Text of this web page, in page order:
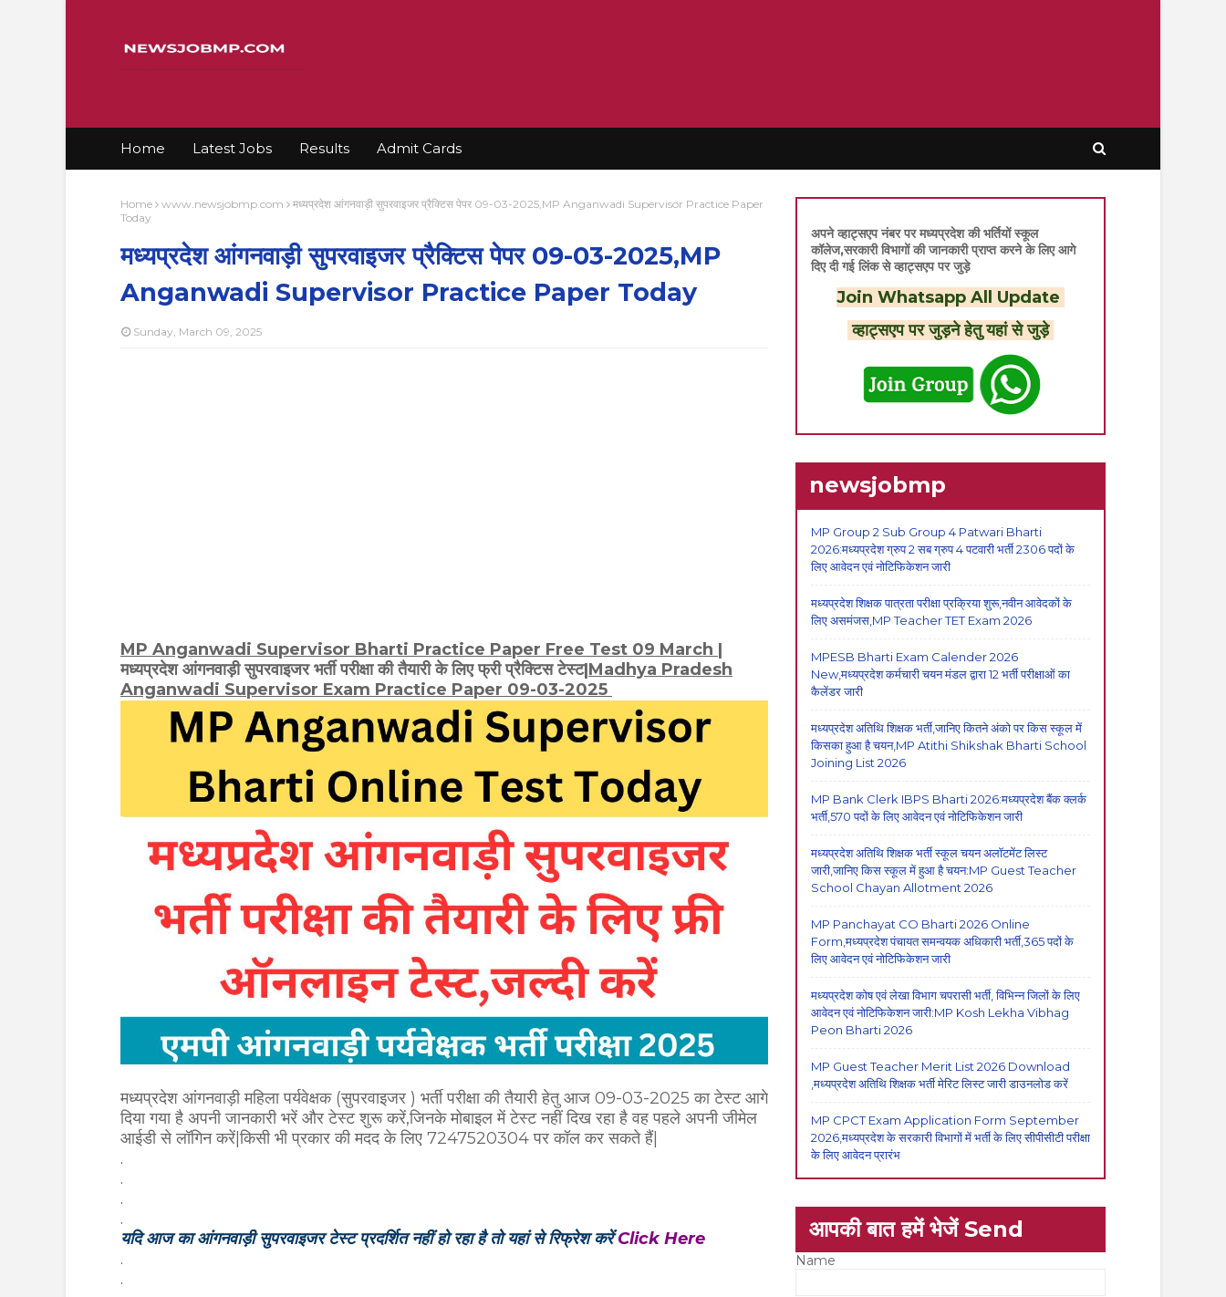
Home Latest Jobs Results Admit Cards
Home www.newsjobmp.com
मध्यप्रदेश आंगनवाड़ी सुपरवाइजर प्रैक्टिस पेपर 09-03-2025,MP Anganwadi Supervisor Practice Paper
Today
मध्यप्रदेश आंगनवाड़ी सुपरवाइजर प्रैक्टिस पेपर 09-03-2025,MP
Anganwadi Supervisor Practice Paper Today
Sunday, March 09, 2025
MP Anganwadi Supervisor Bharti Practice Paper Free Test 09 March |
मध्यप्रदेश आंगनवाड़ी सुपरवाइजर भर्ती परीक्षा की तैयारी के लिए फ्री प्रैक्टिस टेस्ट|Madhya Pradesh
Anganwadi Supervisor Exam Practice Paper 09-03-2025
मध्यप्रदेश आंगनवाड़ी महिला पर्यवेक्षक (सुपरवाइजर ) भर्ती परीक्षा की तैयारी हेतु आज 09-03-2025 का टेस्टआगे
दिया गया है अपनी जानकारी भरें और टेस्ट शुरू करें,जिनके मोबाइल में टेस्ट नहीं दिख रहा है वह पहले अपनी जीमेल
आईडी से लॉगिन करें|किसी भी प्रकार की मदद के लिए 7247520304 पर कॉल कर सकते हैं|
.
.
.
.
यदि आज का आंगनवाड़ी सुपरवाइजर टेस्ट प्रदर्शित नहीं हो रहा है तो यहां से रिफ्रेश करेंClick Here
.
.
अपने व्हाट्सएप नंबर पर मध्यप्रदेश की भर्तियों स्कूल
कॉलेज,सरकारी विभागों की जानकारी प्राप्त करने के लिए आगे
दिए दी गई लिंक से व्हाट्सएप पर जुड़े
Join Whatsapp All Update
व्हाट्सएप पर जुड़ने हेतु यहां से जुड़े
newsjobmp
MP Group 2 Sub Group 4 Patwari Bharti
2026:मध्यप्रदेश ग्रुप 2 सब ग्रुप 4 पटवारी भर्ती 2306 पदों के
लिए आवेदन एवं नोटिफिकेशन जारी
मध्यप्रदेश शिक्षक पात्रता परीक्षा प्रक्रिया शुरू,नवीन आवेदकों के
लिए असमंजस,MP Teacher TET Exam 2026
MPESB Bharti Exam Calender 2026
New,मध्यप्रदेश कर्मचारी चयन मंडल द्वारा 12 भर्ती परीक्षाओं का
कैलेंडर जारी
मध्यप्रदेश अतिथि शिक्षक भर्ती,जानिए कितने अंको पर किस स्कूल में
किसका हुआ है चयन,MP Atithi Shikshak Bharti School
Joining List 2026
MP Bank Clerk IBPS Bharti 2026:मध्यप्रदेश बैंक क्लर्क
भर्ती,570 पदों के लिए आवेदन एवं नोटिफिकेशन जारी
मध्यप्रदेश अतिथि शिक्षक भर्ती स्कूल चयन अलॉटमेंट लिस्ट
जारी,जानिए किस स्कूल में हुआ है चयन:MP Guest Teacher
School Chayan Allotment 2026
MP Panchayat CO Bharti 2026 Online
Form,मध्यप्रदेश पंचायत समन्वयक अधिकारी भर्ती,365 पदों के
लिए आवेदन एवं नोटिफिकेशन जारी
मध्यप्रदेश कोष एवं लेखा विभाग चपरासी भर्ती, विभिन्न जिलों के लिए
आवेदन एवं नोटिफिकेशन जारी:MP Kosh Lekha Vibhag
Peon Bharti 2026
MP Guest Teacher Merit List 2026 Download
,मध्यप्रदेश अतिथि शिक्षक भर्ती मेरिट लिस्ट जारी डाउनलोड करें
MP CPCT Exam Application Form September
2026,मध्यप्रदेश के सरकारी विभागों में भर्ती के लिए सीपीसीटी परीक्षा
के लिए आवेदन प्रारंभ
आपकी बात हमें भेजें Send
Name